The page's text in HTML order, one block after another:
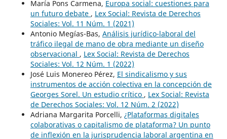
María Pons Carmena, Europa social: cuestiones para
un futuro debate , Lex Social: Revista de Derechos
Sociales: Vol. 11 Núm. 1 (2021)
Antonio Megías-Bas, Análisis jurídico-laboral del
tráfico ilegal de mano de obra mediante un diseño
observacional , Lex Social: Revista de Derechos
Sociales: Vol. 12 Núm. 1 (2022)
José Luis Monereo Pérez, El sindicalismo y sus
instrumentos de acción colectiva en la concepción de
Georges Sorel. Un estudio crítico , Lex Social: Revista
de Derechos Sociales: Vol. 12 Núm. 2 (2022)
Adriana Margarita Porcelli, ¿Plataformas digitales
colaborativas o capitalismo de plataforma? Un punto
de inflexión en la jurisprudencia laboral argentina en